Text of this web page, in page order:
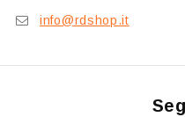
info@rdshop.it